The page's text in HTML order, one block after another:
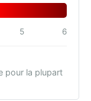
5 6
pour la plupart